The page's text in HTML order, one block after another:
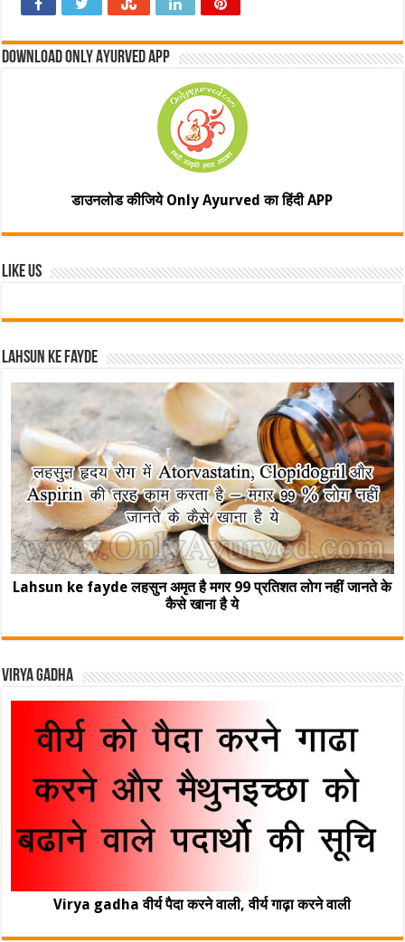
Download Only Ayurved App
डाउनलोड कीजिये Only Ayurved का हिंदी APP
Like Us
Lahsun ke fayde
Lahsun ke fayde लहसुन अमृत है मगर 99 प्रतिशत लोग नहीं जानते के
कैसे खाना है ये
Virya Gadha
Virya gadha वीर्य पैदा करने वाली, वीर्य गाढ़ा करने वाली